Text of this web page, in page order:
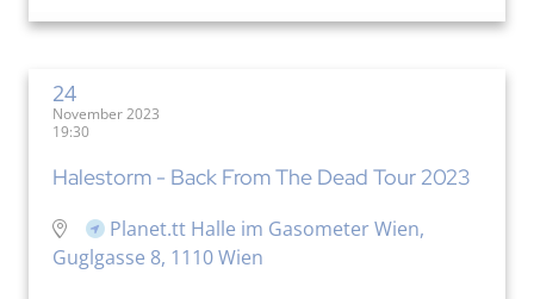
24
November 2023
19:30
Halestorm - Back From The Dead Tour 2023
Planet.tt Halle im Gasometer Wien,
Guglgasse 8, 1110 Wien